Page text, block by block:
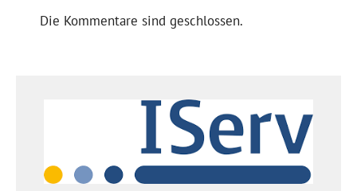
Die Kommentare sind geschlossen.